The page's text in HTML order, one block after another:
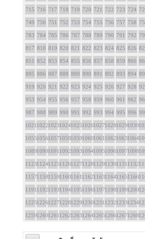
715 716 717 718 719 720 721 722 723 724
749 750 751 752 753 754 755 756 757 758
783 784 785 786 787 788 789 790 791 792
817 818 819 820 821 822 823 824 825 826
851 852 853 854 855 856 857 858 859 860
885 886 887 888 889 890 891 892 893 894
919 920 921 922 923 924 925 926 927 928
953 954 955 956 957 958 959 960 961 962
987 988 989 990 991 992 993 994 995 996
1021102210231024102510261027102810291030
1055105610571058105910601061106210631064
1089109010911092109310941095109610971098
1123112411251126112711281129113011311132
1157115811591160116111621163116411651166
1191119211931194119511961197119811991200
1225122612271228122912301231123212331234
1259126012611262126312641265126612671268